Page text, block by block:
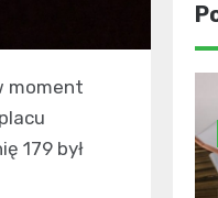
moment
179 był